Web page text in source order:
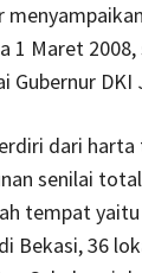
1 Maret
Gubernur
dari harta
senilai
tempat
Bekasi, 36